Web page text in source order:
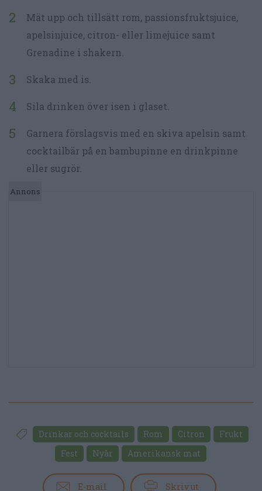
Mät upp och tillsätt rom, passionsfruktsjuice,
apelsinjuice, citron- eller limejuice samt
Grenadine i shakern.
Skaka med is.
Sila drinken över isen i glaset.
Garnera förslagsvis med en skiva apelsin samt
cocktailbär på en bambupinne en drinkpinne
eller sugrör.
Drinkar och cocktails Rom Citron
Frukt
Fest
Nyår Amerikansk mat
E-mail Skriv ut